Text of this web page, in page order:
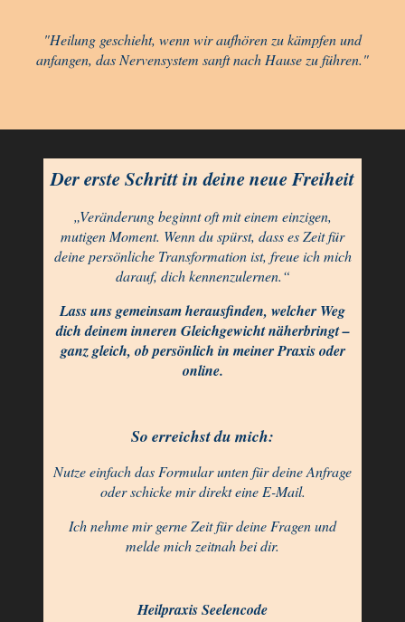
"Heilung geschieht, wenn wir aufhören zu kämpfen und
anfangen, das Nervensystem sanft nach Hause zu führen."
Der erste Schritt in deine neue Freiheit
„Veränderung beginnt oft mit einem einzigen,
mutigen Moment. Wenn du spürst, dass es Zeit für
deine persönliche Transformation ist, freue ich mich
darauf, dich kennenzulernen.“
Lass uns gemeinsam herausfinden, welcher Weg
dich deinem inneren Gleichgewicht näherbringt –
ganz gleich, ob persönlich in meiner Praxis oder
online.
So erreichst du mich:
Nutze einfach das Formular unten für deine Anfrage
oder schicke mir direkt eine E-Mail.
Ich nehme mir gerne Zeit für deine Fragen und
melde mich zeitnah bei dir.
Heilpraxis Seelencode